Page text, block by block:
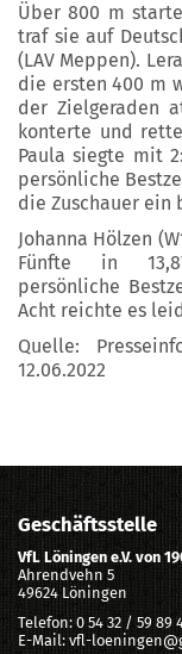
Über 800 m
traf sie auf
(LAV Meppen).
die ersten 400 m
der Zielgeraden
konterte und
Paula siegte mit
persönliche
die Zuschauer ein
Johanna Hölzen
Fünfte in
persönliche
Acht reichte es
Quelle:
12.06.2022
Geschäftsstelle
VfL Löningen e.V. von
Ahrendvehn 5
49624 Löningen
Telefon: 0 54 32 / 59 89
E-Mail: vfl-